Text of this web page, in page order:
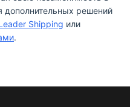
дополнительных решений
Shipping или
.